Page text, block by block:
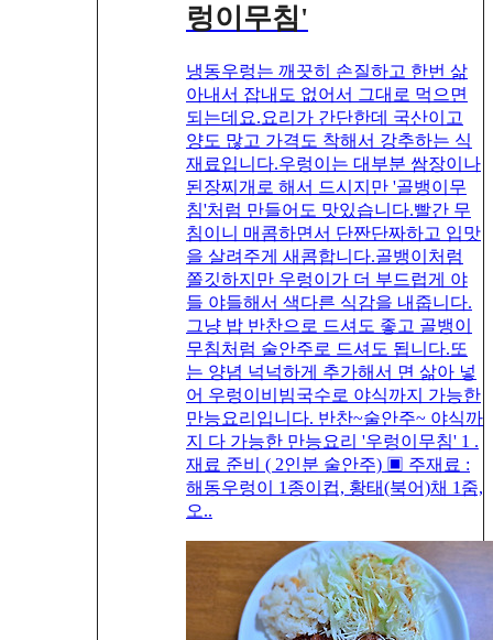
렁이무침'
냉동우렁는 깨끗히 손질하고 한번 삶
아내서 잡내도 없어서 그대로 먹으면
되는데요.요리가 간단한데 국산이고
양도 많고 가격도 착해서 강추하는 식
재료입니다.우렁이는 대부분 쌈장이나
된장찌개로 해서 드시지만 '골뱅이무
침'처럼 만들어도 맛있습니다.빨간 무
침이니 매콤하면서 단짠단짜하고 입맛
을 살려주게 새콤합니다.골뱅이처럼
쫄깃하지만 우렁이가 더 부드럽게 야
들 야들해서 색다른 식감을 내줍니다.
그냥 밥 반찬으로 드셔도 좋고 골뱅이
무침처럼 술안주로 드셔도 됩니다.또
는 양념 넉넉하게 추가해서 면 삶아 넣
어 우렁이비빔국수로 야식까지 가능한
만능요리입니다. 반찬~술안주~ 야식까
지 다 가능한 만능요리 '우렁이무침' 1 .
재료 준비 ( 2인분 술안주) ▣ 주재료 :
해동우렁이 1종이컵, 황태(북어)채 1줌,
오..